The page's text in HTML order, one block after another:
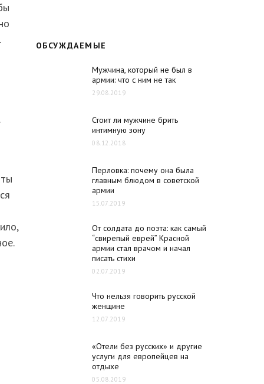
ОБСУЖДАЕМЫЕ
Мужчина, который не был в
армии: что с ним не так
29.08.2019
Стоит ли мужчине брить
интимную зону
08.12.2018
Перловка: почему она была
главным блюдом в советской
армии
15.07.2019
От солдата до поэта: как самый
“свирепый еврей” Красной
армии стал врачом и начал
писать стихи
02.07.2019
Что нельзя говорить русской
женщине
12.07.2019
«Отели без русских» и другие
услуги для европейцев на
отдыхе
05.08.2019